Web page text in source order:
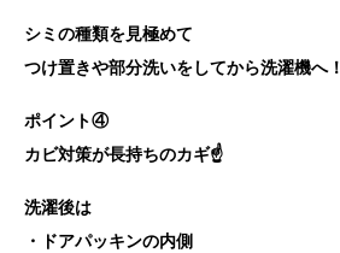
シミの種類を見極めて
つけ置きや部分洗いをしてから洗濯機へ！
ポイント④
カビ対策が長持ちのカギ☝️
洗濯後は
・ドアパッキンの内側